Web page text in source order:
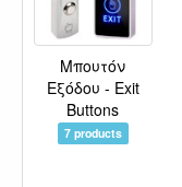
Μπουτόν
Εξόδου - Exit
Buttons
7 products